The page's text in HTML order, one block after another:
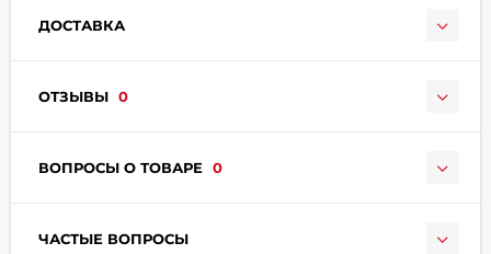
ДОСТАВКА
ОТЗЫВЫ 0
ВОПРОСЫ О ТОВАРЕ 0
ЧАСТЫЕ ВОПРОСЫ